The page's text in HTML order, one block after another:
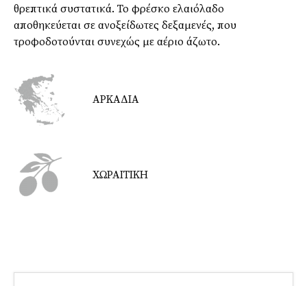
θρεπτικά συστατικά. Το φρέσκο ​​ελαιόλαδο
αποθηκεύεται σε ανοξείδωτες δεξαμενές, που
τροφοδοτούνται συνεχώς με αέριο άζωτο.
ΑΡΚΑΔΙΑ
ΧΩΡΑΙΤΙΚΗ